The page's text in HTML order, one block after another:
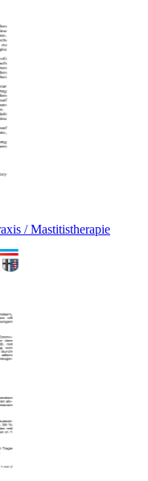
/ Mastitistherapie